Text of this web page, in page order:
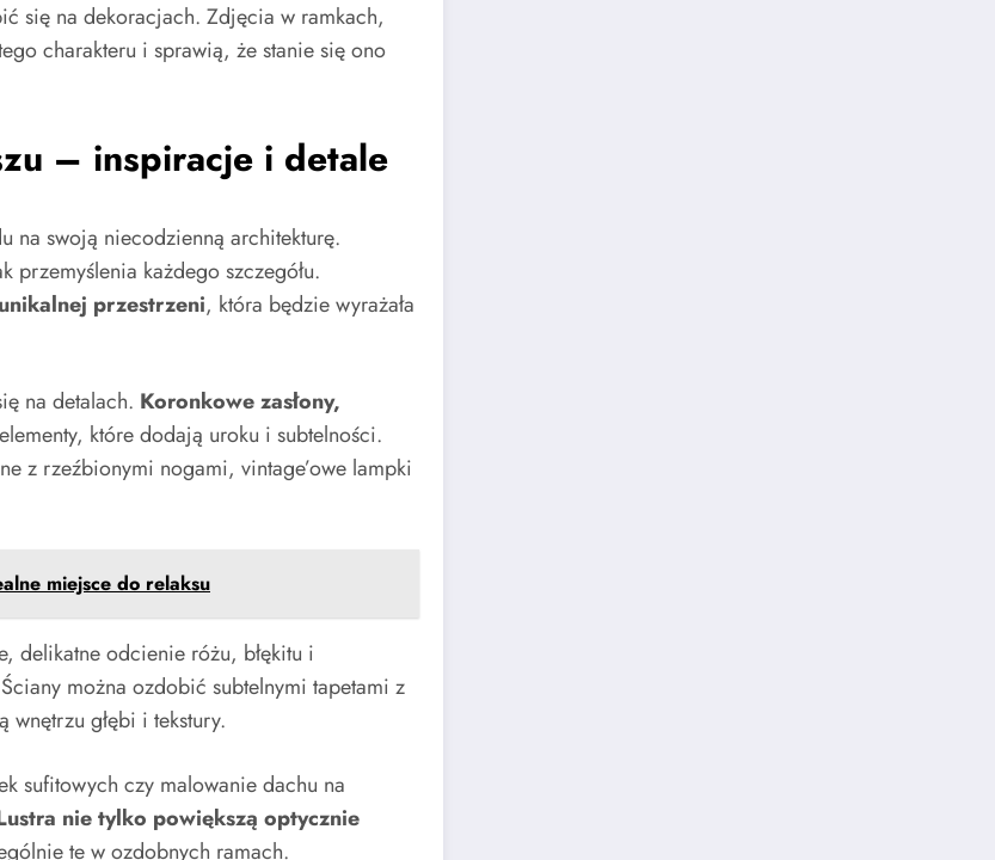
się na dekoracjach. Zdjęcia w ramkach,
charakteru i sprawią, że stanie się ono
– inspiracje i detale
na swoją niecodzienną architekturę.
przemyślenia każdego szczegółu.
przestrzeni, która będzie wyrażała
na detalach. Koronkowe zasłony,
które dodają uroku i subtelności.
z rzeźbionymi nogami, vintage’owe lampki
miejsce do relaksu
delikatne odcienie różu, błękitu i
można ozdobić subtelnymi tapetami z
głębi i tekstury.
sufitowych czy malowanie dachu na
nie tylko powiększą optycznie
te w ozdobnych ramach.